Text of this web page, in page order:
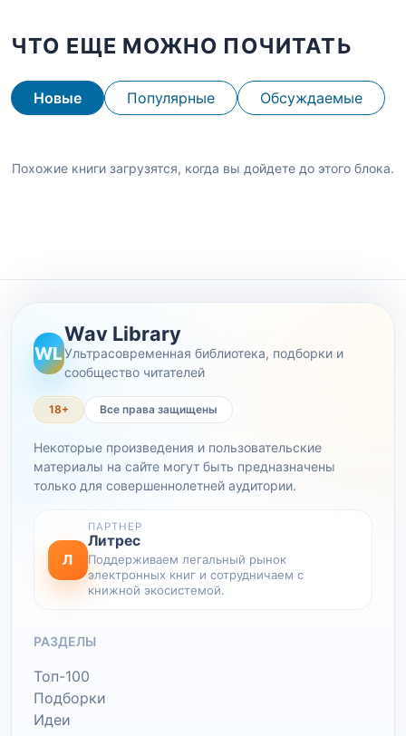
ЧТО ЕЩЕ МОЖНО ПОЧИТАТЬ
Новые Популярные Обсуждаемые
Похожие книги загрузятся, когда вы дойдете до этого блока.
WL
Wav Library
Ультрасовременная библиотека, подборки и
сообщество читателей
18+ Все права защищены
Некоторые произведения и пользовательские
материалы на сайте могут быть предназначены
только для совершеннолетней аудитории.
Л
ПАРТНЕР
Литрес
Поддерживаем легальный рынок
электронных книг и сотрудничаем с
книжной экосистемой.
РАЗДЕЛЫ
Топ-100
Подборки
Идеи